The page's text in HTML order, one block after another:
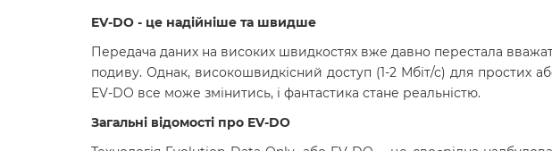
EV-DO - це надійніше та швидше
Передача даних на високих швидкостях вже давно перестала
подиву. Однак, високошвидкісний доступ (1-2 Мбіт/с) для простих
EV-DO все може змінитись, і фантастика стане реальністю.
Загальні відомості про EV-DO